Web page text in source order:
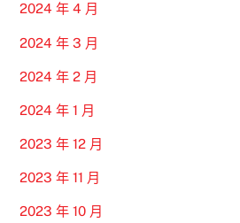
2024 年 4 月
2024 年 3 月
2024 年 2 月
2024 年 1 月
2023 年 12 月
2023 年 11 月
2023 年 10 月